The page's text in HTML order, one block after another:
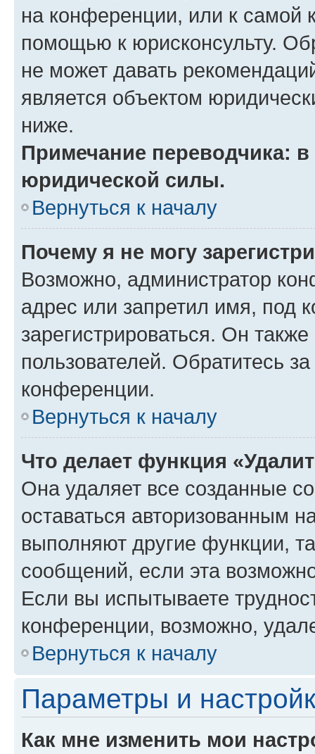
на конференции, или к самой
помощью к юрисконсульту.
не может давать
является объектом
ниже.
Примечание переводчика:
юридической силы.
Вернуться к началу
Почему я не могу
Возможно, администратор
адрес или запретил имя, под
зарегистрироваться. Он
пользователей. Обратитесь
конференции.
Вернуться к началу
Что делает функция
Она удаляет все созданные
оставаться авторизованным
выполняют другие функции,
сообщений, если эта
Если вы испытываете
конференции, возможно,
Вернуться к началу
Параметры и
Как мне изменить мои